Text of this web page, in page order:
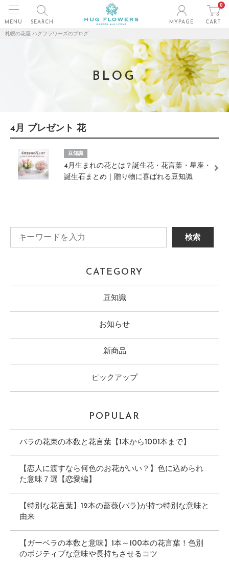
MENU SEARCH MYPAGE
0
CART
札幌の花屋 ハグフラワーズのブログ
BLOG
4月 プレゼント 花
豆知識
4月生まれの花とは？誕生花・花言葉・星座・
誕生石まとめ｜贈り物に喜ばれる豆知識
CATEGORY
豆知識
お知らせ
新商品
ピックアップ
POPULAR
バラの花束の本数と花言葉【1本から1001本まで】
【恋人に渡すなら何色のお花がいい？】色に込められ
た意味７選【恋愛編】
【特別な花言葉】12本の薔薇(バラ)が持つ特別な意味と
由来
【ガーベラの本数と意味】1本～100本の花言葉！色別
のポジティブな意味や長持ちさせるコツ